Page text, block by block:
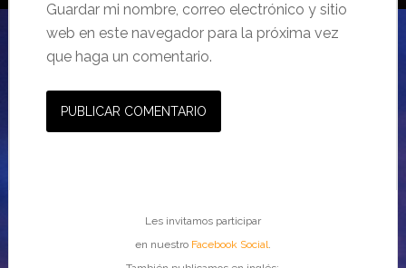
Guardar mi nombre, correo electrónico y sitio
web en este navegador para la próxima vez
que haga un comentario.
Les invitamos participar
en nuestro Facebook Social.